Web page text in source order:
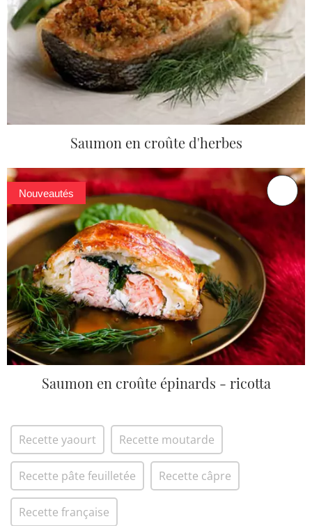
Saumon en croûte d'herbes
Nouveautés
Saumon en croûte épinards - ricotta
Recette yaourt Recette moutarde
Recette pâte feuilletée Recette câpre
Recette française